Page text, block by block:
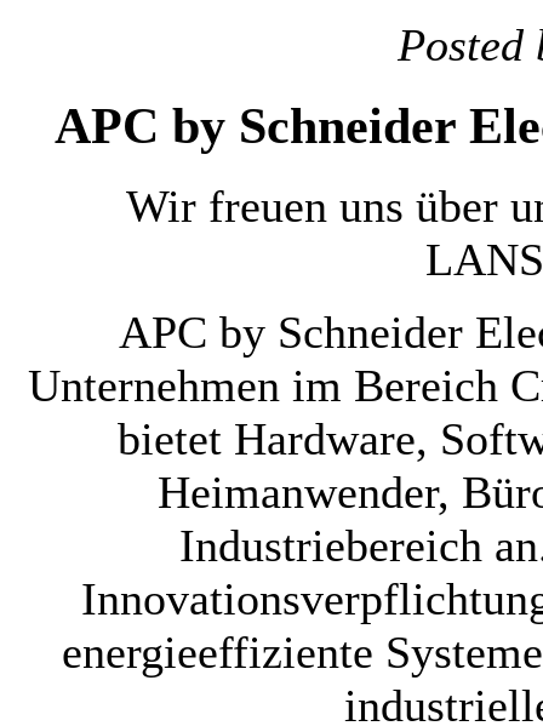
Posted
APC by Schneider
Wir freuen uns über
APC by Schneider
Unternehmen im Bereich
bietet Hardware,
Heimanwender,
Industriebereich
energieeffiziente